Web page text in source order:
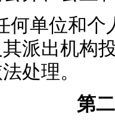
单位和个
派出机构
处理。
第